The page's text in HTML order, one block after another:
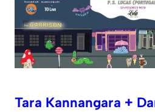
Tara Kannangara +